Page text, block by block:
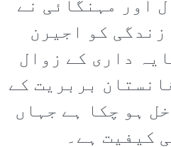
اور مہنگائی نے
کو اجیرن
داری کے زوال
بربریت کے
ہو چکا ہے جہاں
کیفیت ہے۔